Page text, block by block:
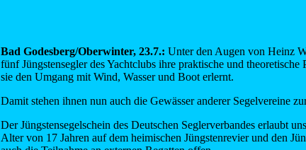
Bad Godesberg/Oberwinter, 23.7.: Unter den Augen von Heinz
fünf Jüngstensegler des Yachtclubs ihre praktische und
sie den Umgang mit Wind, Wasser und Boot erlernt.
Damit stehen ihnen nun auch die Gewässer anderer Segelvereine
Der Jüngstensegelschein des Deutschen Seglerverbandes erlaubt
Alter von 17 Jahren auf dem heimischen Jüngstenrevier und den